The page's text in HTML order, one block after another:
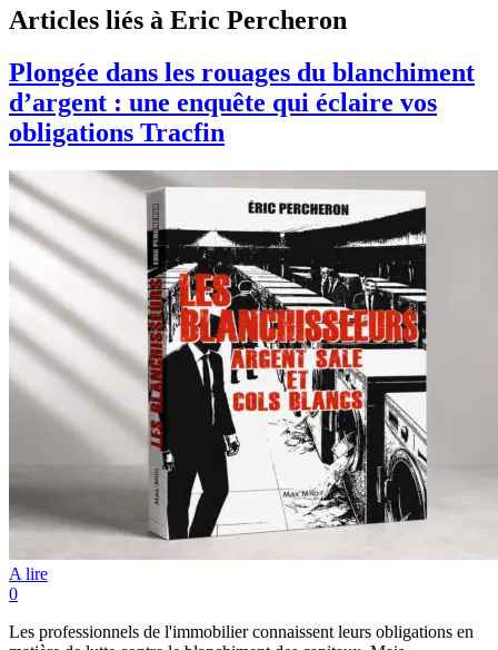
Articles liés à Eric Percheron
Plongée dans les rouages du blanchiment
d’argent : une enquête qui éclaire vos
obligations Tracfin
A lire
0
Les professionnels de l'immobilier connaissent leurs obligations en